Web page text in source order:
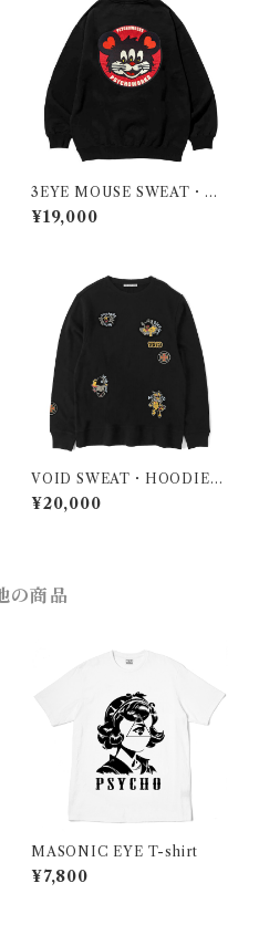
3EYE MOUSE SWEAT・H
OODIE・ZIP HOODIE
¥19,000
VOID SWEAT・HOODIE・
ZIP HOODIE
¥20,000
の商品
MASONIC EYE T-shirt
¥7,800